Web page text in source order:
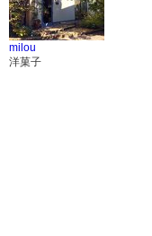
milou
洋菓子